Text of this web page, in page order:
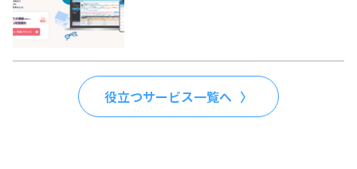
役立つサービス一覧へ